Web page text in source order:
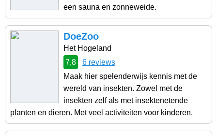
een sauna en zonneweide.
DoeZoo
Het Hogeland
7,8
6 reviews
Maak hier spelenderwijs kennis met de
wereld van insekten. Zowel met de
insekten zelf als met insektenetende
planten en dieren. Met veel activiteiten voor kinderen.